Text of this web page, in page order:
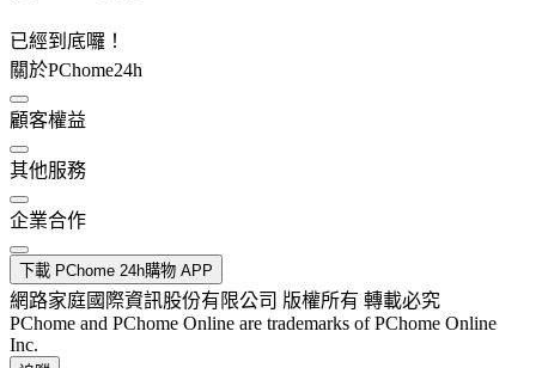
已經到底囉！
關於PChome24h
顧客權益
其他服務
企業合作
下載 PChome 24h購物 APP
網路家庭國際資訊股份有限公司 版權所有 轉載必究
PChome and PChome Online are trademarks of PChome Online
Inc.